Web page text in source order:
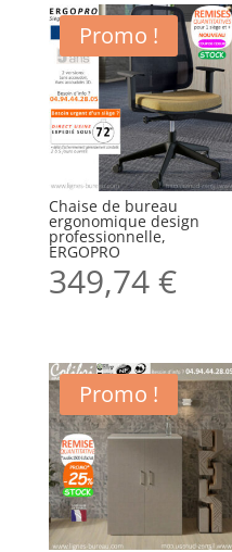
Promo !
Chaise de bureau
ergonomique design
professionnelle,
ERGOPRO
349,74€
Promo !